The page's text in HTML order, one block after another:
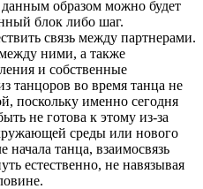
образом можно будет
блок либо шаг.
связь между партнерами.
ними, а также
и собственные
танцоров во время танца не
поскольку именно сегодня
не готова к этому из-за
среды или нового
танца, взаимосвязь
естественно, не навязывая